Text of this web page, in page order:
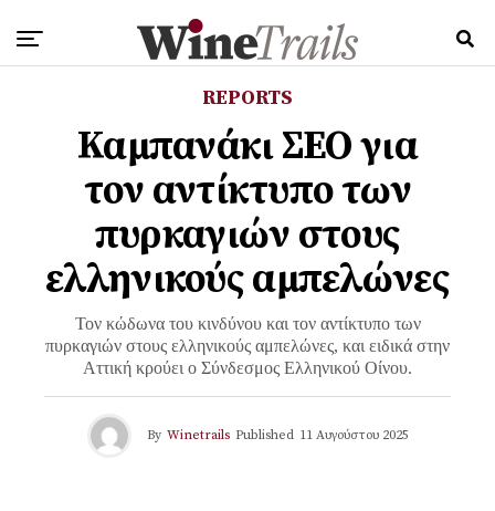
REPORTS
Καμπανάκι ΣΕΟ για
τον αντίκτυπο των
πυρκαγιών στους
ελληνικούς αμπελώνες
Τον κώδωνα του κινδύνου και τον αντίκτυπο των
πυρκαγιών στους ελληνικούς αμπελώνες, και ειδικά στην
Αττική κρούει ο Σύνδεσμος Ελληνικού Οίνου.
By Winetrails Published 11 Αυγούστου 2025